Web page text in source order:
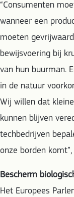
“Consumenten
wanneer een
moeten
bewijsvoering bij
van hun buurman.
in de natuur
Wij willen dat
kunnen blijven
techbedrijven
onze borden
Bescherm
Het Europees